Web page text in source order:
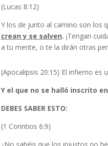
(Lucas 8:12)
Y los de junto al camino son los
crean y se salven. ¡Tengan
a tu mente, o te la dirán otras
(Apocalipsis 20:15) El infierno es
Y el que no se halló inscrito
DEBES SABER ESTO:
(1 Corintios 6:9)